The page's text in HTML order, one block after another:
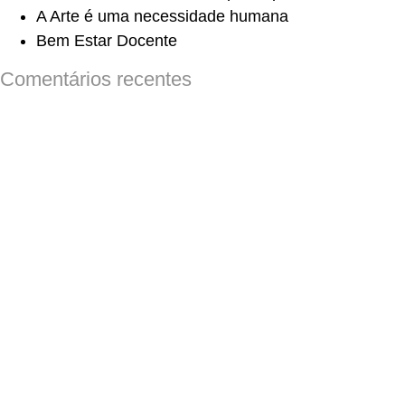
A Arte é uma necessidade humana
Bem Estar Docente
Comentários recentes